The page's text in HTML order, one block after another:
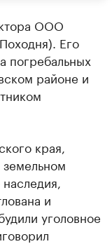
ООО
Его
погребальных
районе и
края,
и
уголовное